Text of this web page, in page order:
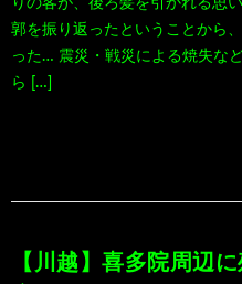
りの客が、後ろ髪を引かれる思
郭を振り返ったということから
った… 震災・戦災による焼失な
ら […]
【川越】喜多院周辺